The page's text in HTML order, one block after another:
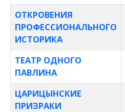
ОТКРОВЕНИЯ
ПРОФЕССИОНАЛЬНОГО
ИСТОРИКА
ТЕАТР ОДНОГО
ПАВЛИНА
ЦАРИЦЫНСКИЕ
ПРИЗРАКИ